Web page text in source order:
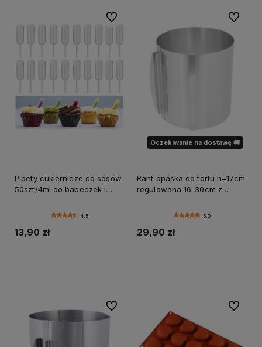
Pipety cukiernicze do sosów
50szt/4ml do babeczek i
4.5
13,90 zł
Do ulubionych
Oczekiwanie na dostawę 🚚
Rant opaska do tortu h=17cm
regulowana 16-30cm z
5.0
29,90 zł
Do
Do ulubionych Do